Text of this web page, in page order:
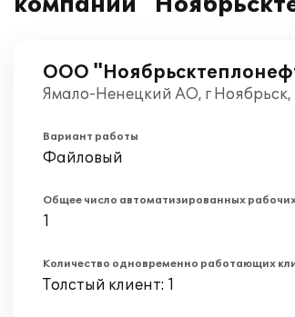
ООО
Ямало-Ненецкий АО, г
Вариант работы
Файловый
Общее число автоматизированных
1
Количество одновременно работающих
Толстый клиент: 1